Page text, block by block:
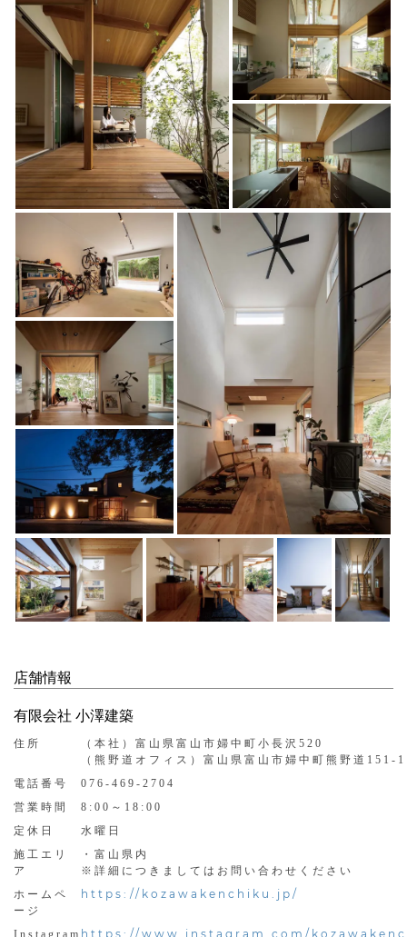
店舗情報
有限会社 小澤建築
住所
（本社）富山県富山市婦中町小長沢520
（熊野道オフィス）富山県富山市婦中町熊野道151-1
電話番号
076-469-2704
営業時間
8:00～18:00
定休日
水曜日
施工エリ
ア
・富山県内
※詳細につきましてはお問い合わせください
ホームペ
ージ
https://kozawakenchiku.jp/
Instagram https://www.instagram.com/